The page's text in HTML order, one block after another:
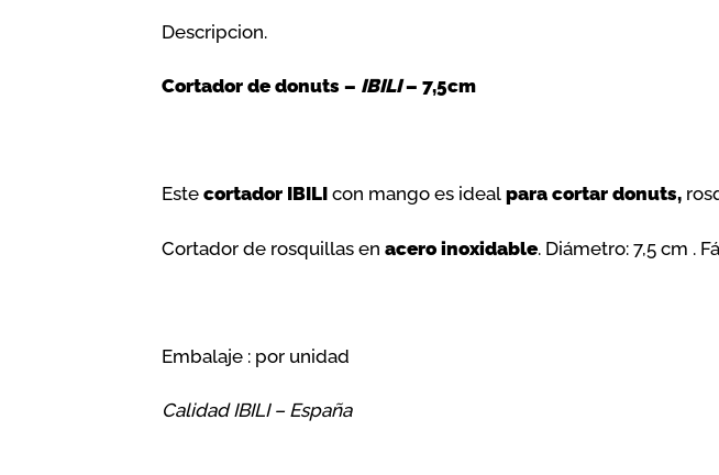
Descripcion.
Cortador de donuts – IBILI– 7,5cm
Este cortador IBILI con mango es ideal para cortar donuts,
Cortador de rosquillas en acero inoxidable. Diámetro: 7,5 cm .
Embalaje : por unidad
Calidad IBILI – España